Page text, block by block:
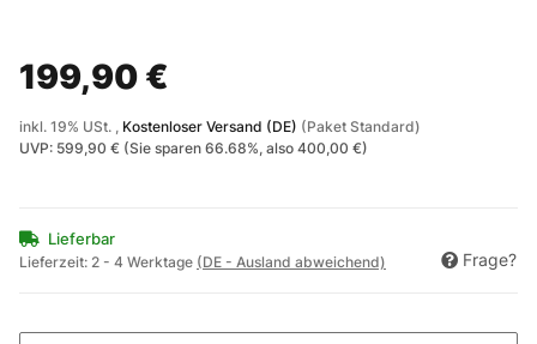
199,90 €
inkl. 19% USt. , Kostenloser Versand (DE) (Paket Standard)
UVP: 599,90 € (Sie sparen 66.68% , also 400,00 €)
Lieferbar
Lieferzeit: 2 - 4 Werktage (DE - Ausland abweichend) Frage?